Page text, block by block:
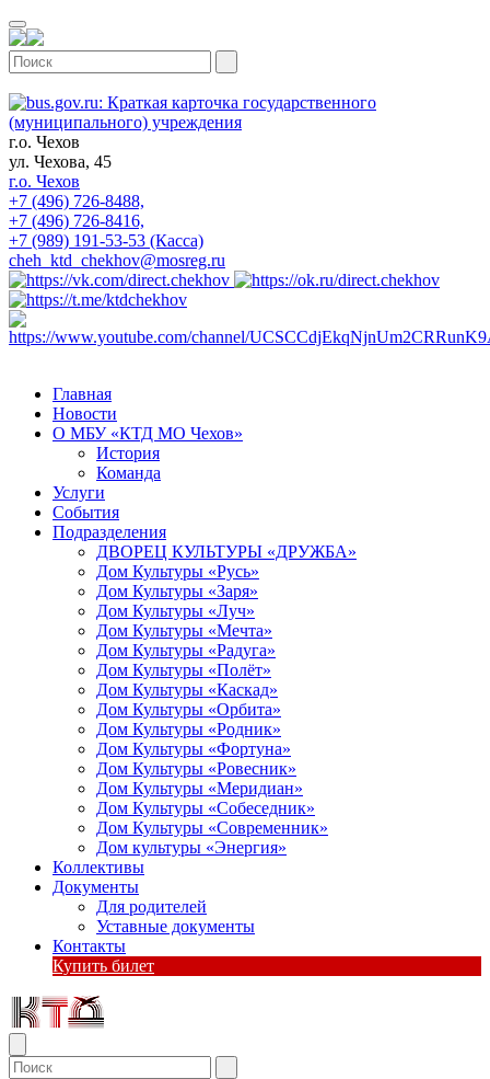
г.о. Чехов
ул. Чехова, 45
г.о. Чехов
+7 (496) 726-8488,
+7 (496) 726-8416,
+7 (989) 191-53-53 (Касса)
cheh_ktd_chekhov@mosreg.ru
Главная
Новости
О МБУ «КТД МО Чехов»
История
Команда
Услуги
События
Подразделения
ДВОРЕЦ КУЛЬТУРЫ «ДРУЖБА»
Дом Культуры «Русь»
Дом Культуры «Заря»
Дом Культуры «Луч»
Дом Культуры «Мечта»
Дом Культуры «Радуга»
Дом Культуры «Полёт»
Дом Культуры «Каскад»
Дом Культуры «Орбита»
Дом Культуры «Родник»
Дом Культуры «Фортуна»
Дом Культуры «Ровесник»
Дом Культуры «Меридиан»
Дом Культуры «Собеседник»
Дом Культуры «Современник»
Дом культуры «Энергия»
Коллективы
Документы
Для родителей
Уставные документы
Контакты
Купить билет